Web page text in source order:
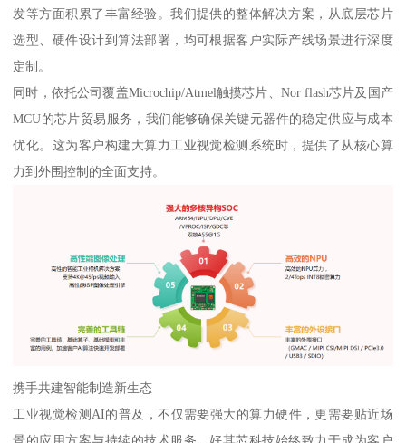
发等方面积累了丰富经验。我们提供的整体解决方案，从底层芯片
选型、硬件设计到算法部署，均可根据客户实际产线场景进行深度
定制。
同时，依托公司覆盖Microchip/Atmel触摸芯片、Nor flash芯片及国产
MCU的芯片贸易服务，我们能够确保关键元器件的稳定供应与成本
优化。这为客户构建大算力工业视觉检测系统时，提供了从核心算
力到外围控制的全面支持。
携手共建智能制造新生态
工业视觉检测AI的普及，不仅需要强大的算力硬件，更需要贴近场